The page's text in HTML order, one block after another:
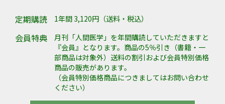
定期購読 1年間 3,120円（送料・税込）
会員特典
月刊「人間医学」を年間購読していただきますと
『会員』となります。商品の5％引き（書籍・一
部商品は対象外）送料の割引および会員特別価格
商品の販売があります。
（会員特別価格商品につきましてはお問い合わせ
ください）